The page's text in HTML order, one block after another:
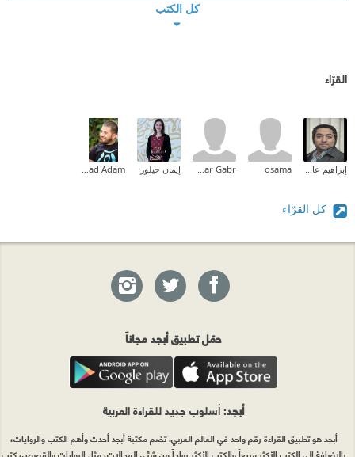
كل الكتب
القرّاء
إبراهيم عادل osama
samar Gabr إيمان حيلوز Ahmad Adam
كل القرّاء
حمّل تطبيق أبجد مجاناً
أبجد: أسلوب جديد للقراءة العربية
أبجد هو تطبيق القراءة رقم واحد في العالم العربي. تضم مكتبة أبجد أحدث وأهم الكتب والروايات،